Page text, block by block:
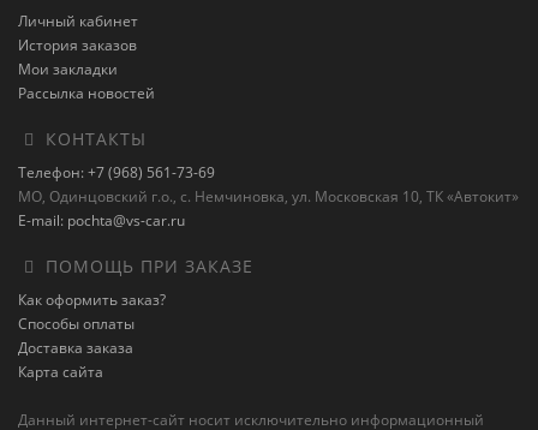
Личный кабинет
История заказов
Мои закладки
Рассылка новостей
КОНТАКТЫ
Телефон: +7 (968) 561-73-69
МО, Одинцовский г.о., с. Немчиновка, ул. Московская 10, ТК «Автокит»
E-mail: pochta@vs-car.ru
ПОМОЩЬ ПРИ ЗАКАЗЕ
Как оформить заказ?
Способы оплаты
Доставка заказа
Карта сайта
Данный интернет-сайт носит исключительно информационный